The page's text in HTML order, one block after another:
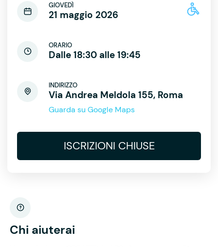
GIOVEDÌ
21 maggio 2026
ORARIO
Dalle 18:30 alle 19:45
INDIRIZZO
Via Andrea Meldola 155, Roma
Guarda su Google Maps
ISCRIZIONI CHIUSE
Chi aiuterai